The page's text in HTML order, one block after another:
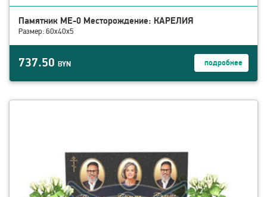
Памятник МЕ-0 Месторождение: КАРЕЛИЯ
Размер: 60x40x5
737.50 BYN подробнее